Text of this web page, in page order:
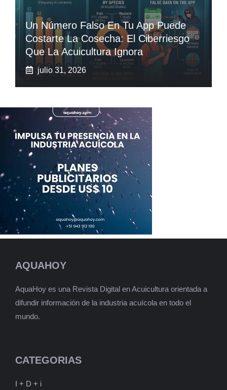
Un Número Falso En Tu App Puede
Costarte La Cosecha: El Ciberriesgo
Que La Acuicultura Ignora
julio 31, 2026
AQUAHOY
AquaHoy es una Revista Digital en Acuicultura orientada a
difundir información de la industria acuícola en todo el
mundo.
CATEGORIAS
I + D + i